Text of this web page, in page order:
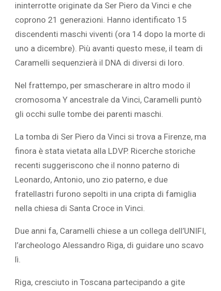
ininterrotte originate da Ser Piero da Vinci e che
coprono 21 generazioni. Hanno identificato 15
discendenti maschi viventi (ora 14 dopo la morte di
uno a dicembre). Più avanti questo mese, il team di
Caramelli sequenzierà il DNA di diversi di loro.
Nel frattempo, per smascherare in altro modo il
cromosoma Y ancestrale da Vinci, Caramelli puntò
gli occhi sulle tombe dei parenti maschi.
La tomba di Ser Piero da Vinci si trova a Firenze, ma
finora è stata vietata alla LDVP. Ricerche storiche
recenti suggeriscono che il nonno paterno di
Leonardo, Antonio, uno zio paterno, e due
fratellastri furono sepolti in una cripta di famiglia
nella chiesa di Santa Croce in Vinci.
Due anni fa, Caramelli chiese a un collega dell’UNIFI,
l’archeologo Alessandro Riga, di guidare uno scavo
lì.
Riga, cresciuto in Toscana partecipando a gite